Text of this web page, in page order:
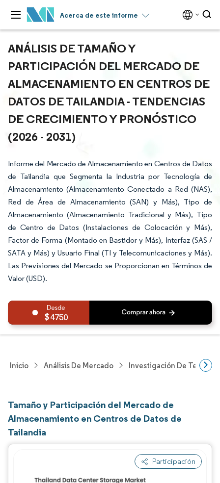
Acerca de este informe
ANÁLISIS DE TAMAÑO Y
PARTICIPACIÓN DEL MERCADO DE
ALMACENAMIENTO EN CENTROS DE
DATOS DE TAILANDIA - TENDENCIAS
DE CRECIMIENTO Y PRONÓSTICO
(2026 - 2031)
Informe del Mercado de Almacenamiento en Centros de Datos
de Tailandia que Segmenta la Industria por Tecnología de
Almacenamiento (Almacenamiento Conectado a Red (NAS),
Red de Área de Almacenamiento (SAN) y Más), Tipo de
Almacenamiento (Almacenamiento Tradicional y Más), Tipo
de Centro de Datos (Instalaciones de Colocación y Más),
Factor de Forma (Montado en Bastidor y Más), Interfaz (SAS /
SATA y Más) y Usuario Final (TI y Telecomunicaciones y Más).
Las Previsiones del Mercado se Proporcionan en Términos de
Valor (USD).
4750
Inicio Análisis De Mercado Investigación De
Tamaño y Participación del Mercado de
Almacenamiento en Centros de Datos de
Tailandia
Participación